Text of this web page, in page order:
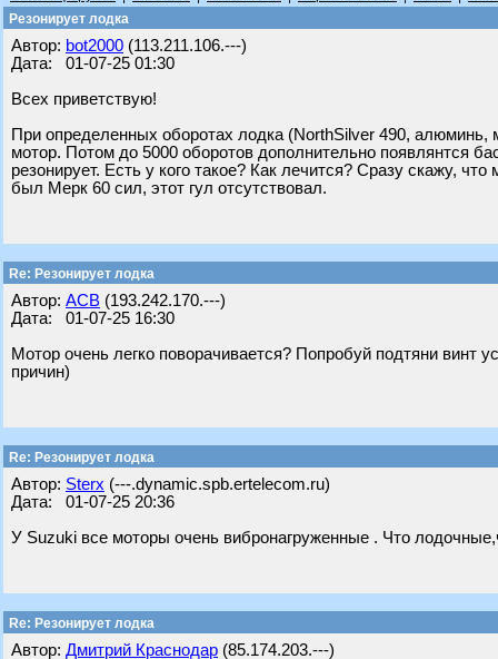
Резонирует лодка
Автор: bot2000 (113.211.106.---)
Дата: 01-07-25 01:30
Всех приветствую!
При определенных оборотах лодка (NorthSilver 490,
мотор. Потом до 5000 оборотов дополнительно появлянтся
резонирует. Есть у кого такое? Как лечится? Сразу скажу,
был Мерк 60 сил, этот гул отсутствовал.
Re: Резонирует лодка
Автор: АСВ (193.242.170.---)
Дата: 01-07-25 16:30
Мотор очень легко поворачивается? Попробуй подтяни винт
причин)
Re: Резонирует лодка
Автор: Sterx (---.dynamic.spb.ertelecom.ru)
Дата: 01-07-25 20:36
У Suzuki все моторы очень вибронагруженные . Что
Re: Резонирует лодка
Автор: Дмитрий Краснодар (85.174.203.---)